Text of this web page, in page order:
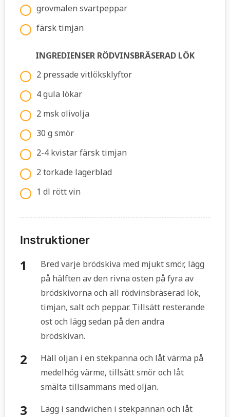
grovmalen svartpeppar
färsk timjan
INGREDIENSER RÖDVINSBRÄSERAD LÖK
2 pressade vitlöksklyftor
4 gula lökar
2 msk olivolja
30 g smör
2-4 kvistar färsk timjan
2 torkade lagerblad
1 dl rött vin
Instruktioner
Bred varje brödskiva med mjukt smör, lägg
på hälften av den rivna osten på fyra av
brödskivorna och all rödvinsbräserad lök,
timjan, salt och peppar. Tillsätt resterande
ost och lägg sedan på den andra
brödskivan.
Häll oljan i en stekpanna och låt värma på
medelhög värme, tillsätt smör och låt
smälta tillsammans med oljan.
Lägg i sandwichen i stekpannan och låt